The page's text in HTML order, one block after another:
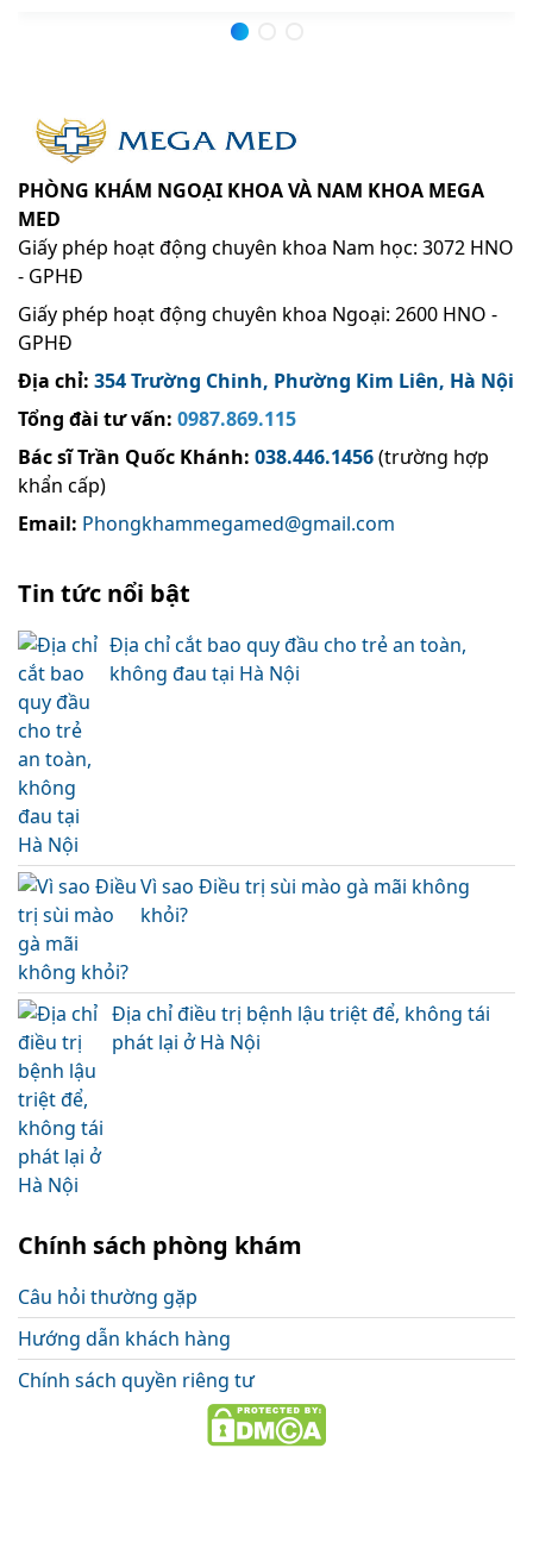
PHÒNG KHÁM NGOẠI KHOA VÀ NAM KHOA MEGA
MED
Giấy phép hoạt động chuyên khoa Nam học: 3072 HNO
- GPHĐ
Giấy phép hoạt động chuyên khoa Ngoại: 2600 HNO -
GPHĐ
Địa chỉ: 354 Trường Chinh, Phường Kim Liên, Hà Nội
Tổng đài tư vấn: 0987.869.115
Bác sĩ Trần Quốc Khánh: 038.446.1456(trường hợp
khẩn cấp)
Email: Phongkhammegamed@gmail.com
Tin tức nổi bật
Địa chỉ cắt bao quy đầu cho trẻ an toàn,
không đau tại Hà Nội
Vì sao Điều trị sùi mào gà mãi không
khỏi?
Địa chỉ điều trị bệnh lậu triệt để, không tái
phát lại ở Hà Nội
Chính sách phòng khám
Câu hỏi thường gặp
Hướng dẫn khách hàng
Chính sách quyền riêng tư